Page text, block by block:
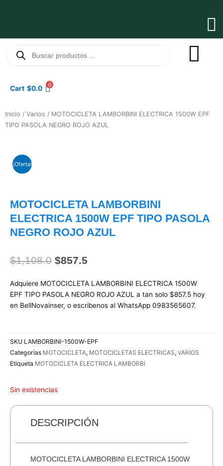
productos
Cart $0.0 0
Inicio / Varios / MOTOCICLETA LAMBORBINI ELECTRICA 1500W EPF
TIPO PASOLA NEGRO ROJO AZUL
¡Oferta!
MOTOCICLETA LAMBORBINI
ELECTRICA 1500W EPF TIPO PASOLA
NEGRO ROJO AZUL
$1,108.0 El
original
era:
$1,108.0.
$857.5
actual
es:
$857.5.
Adquiere MOTOCICLETA LAMBORBINI ELECTRICA 1500W
EPF TIPO PASOLA NEGRO ROJO AZUL a tan solo $857.5 hoy
en BellNovainser, o escribenos al WhatsApp 0983565607.
SKU LAMBORBINI-1500W-EPF
Categorías MOTOCICLETA, MOTOCICLETAS ELECTRICAS, VARIOS
Etiqueta MOTOCICLETA ELECTRICA LAMBORBI
Sin existencias
DESCRIPCIÓN
MOTOCICLETA LAMBORBINI ELECTRICA 1500W